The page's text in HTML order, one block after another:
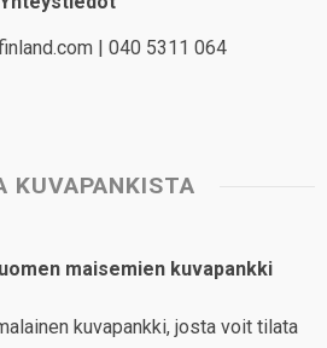
| 040 5311 064
KUVAPANKISTA
maisemien kuvapankki
kuvapankki, josta voit tilata